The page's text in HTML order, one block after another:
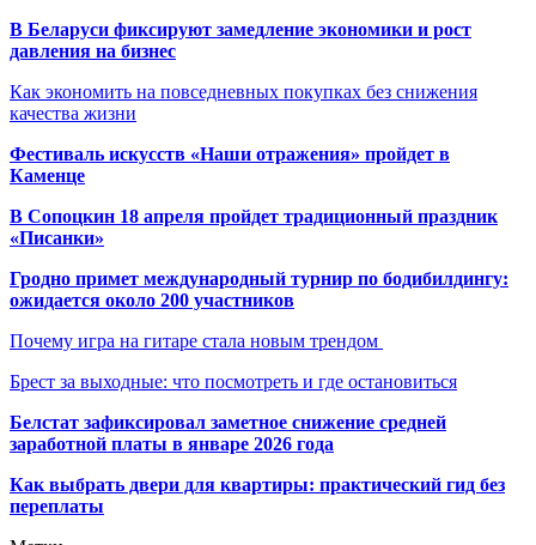
В Беларуси фиксируют замедление экономики и рост
давления на бизнес
Как экономить на повседневных покупках без снижения
качества жизни
Фестиваль искусств «Наши отражения» пройдет в
Каменце
В Сопоцкин 18 апреля пройдет традиционный праздник
«Писанки»
Гродно примет международный турнир по бодибилдингу:
ожидается около 200 участников
Почему игра на гитаре стала новым трендом
Брест за выходные: что посмотреть и где остановиться
Белстат зафиксировал заметное снижение средней
заработной платы в январе 2026 года
Как выбрать двери для квартиры: практический гид без
переплаты